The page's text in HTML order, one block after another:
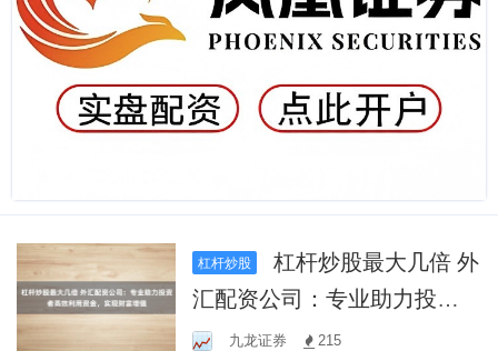
杠杆炒股
杠杆炒股最大几倍 外
汇配资公司：专业助力投资
者高效利用资金，实现财富
九龙证券 215